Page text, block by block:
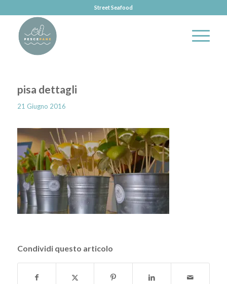
Street Seafood
pisa dettagli
21 Giugno 2016
Condividi questo articolo